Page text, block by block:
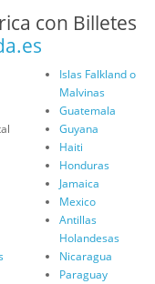
con Billetes
Islas Falkland o
Malvinas
Guatemala
Guyana
Haiti
Honduras
Jamaica
Mexico
Antillas
Holandesas
Nicaragua
Paraguay